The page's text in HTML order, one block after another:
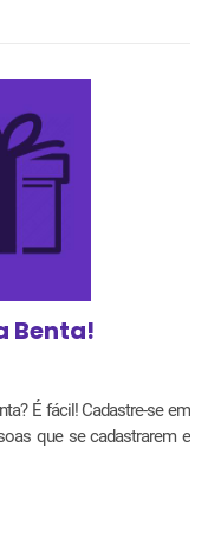
Benta!
É fácil! Cadastre-se em
que se cadastrarem e